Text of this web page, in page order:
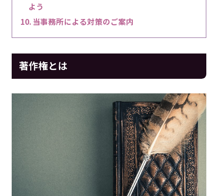
よう
当事務所による対策のご案内
著作権とは